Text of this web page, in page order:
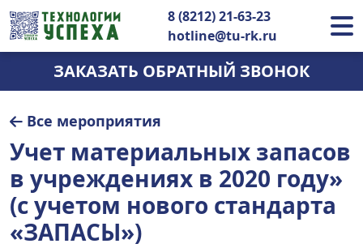
8 (8212) 21-63-23
hotline@tu-rk.ru
ЗАКАЗАТЬ ОБРАТНЫЙ ЗВОНОК
Учет материальных запасов
в учреждениях в 2020 году»
(с учетом нового стандарта
«ЗАПАСЫ»)
Все мероприятия